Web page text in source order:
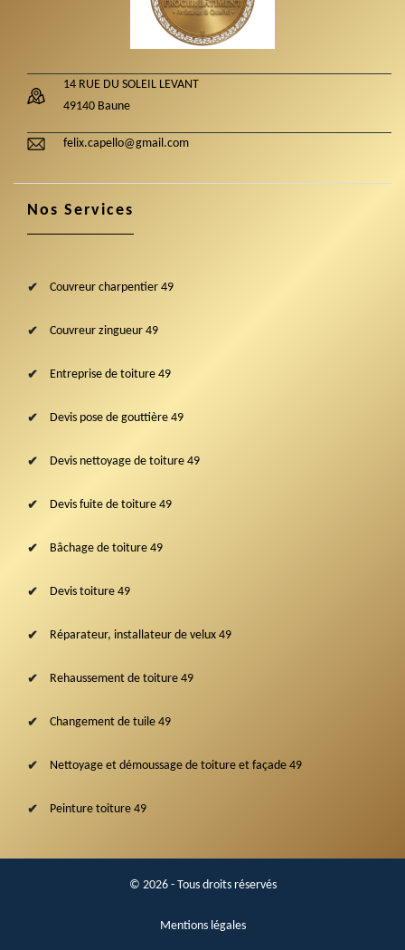
14 RUE DU SOLEIL LEVANT
49140 Baune
felix.capello@gmail.com
Nos Services
Couvreur charpentier 49
Couvreur zingueur 49
Entreprise de toiture 49
Devis pose de gouttière 49
Devis nettoyage de toiture 49
Devis fuite de toiture 49
Bâchage de toiture 49
Devis toiture 49
Réparateur, installateur de velux 49
Rehaussement de toiture 49
Changement de tuile 49
Nettoyage et démoussage de toiture et façade 49
Peinture toiture 49
© 2026 - Tous droits réservés
Mentions légales